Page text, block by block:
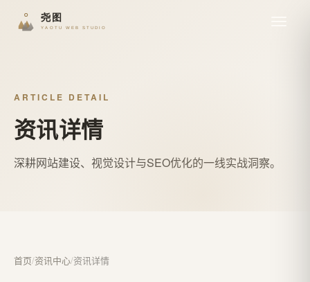
ARTICLE DETAIL
资讯详情
深耕网站建设、视觉设计与SEO优化的一线实战洞察。
首页/资讯中心/资讯详情